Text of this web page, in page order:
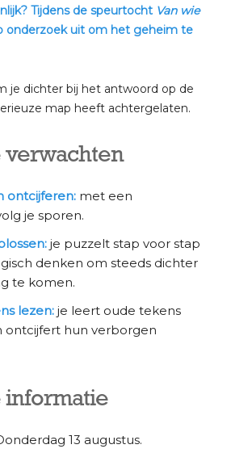
Tijdens de speurtocht Van wie
onderzoek uit om het geheim te
je dichter bij het antwoord op de
map heeft achtergelaten.
verwachten
ontcijferen:met een
je sporen.
je puzzelt stap voor stap
denken om steeds dichter
te komen.
lezen:je leert oude tekens
ontcijfert hun verborgen
informatie
13 augustus.